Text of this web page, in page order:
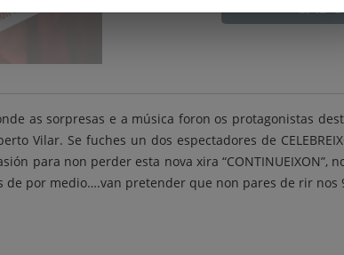
as sorpresas e a música foron os protagonistas
Vilar. Se fuches un dos espectadores de
para non perder esta nova xira “CONTINUEIXON”,
por medio….van pretender que non pares de rir nos